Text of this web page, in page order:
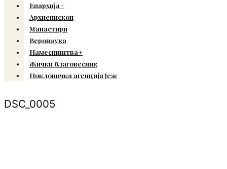
Епархија+
Архиепископ
Манастири
Веронаука
Намесништва+
Жички благовесник
Поклоничка агенција Јеж
DSC_0005